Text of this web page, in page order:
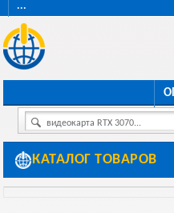
···
видеокарта RTX 3070...
КАТАЛОГ ТОВАРОВ